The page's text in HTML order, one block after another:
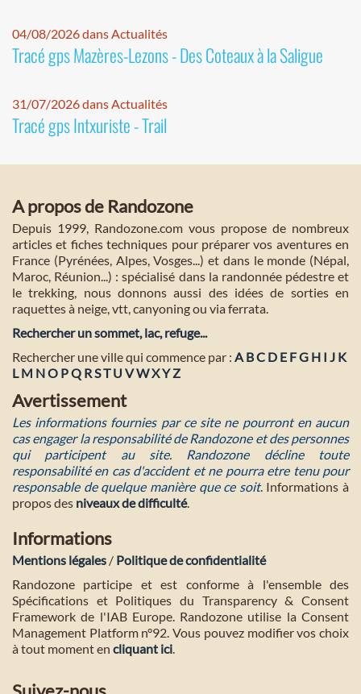
04/08/2026 dans Actualités
Tracé gps Mazères-Lezons - Des Coteaux à la Saligue
31/07/2026 dans Actualités
Tracé gps Intxuriste - Trail
A propos de Randozone
Depuis 1999, Randozone.com vous propose de nombreux
articles et fiches techniques pour préparer vos aventures en
France (Pyrénées, Alpes, Vosges...) et dans le monde (Népal,
Maroc, Réunion...) : spécialisé dans la randonnée pédestre et
le trekking, nous donnons aussi des idées de sorties en
raquettes à neige, vtt, canyoning ou via ferrata.
Rechercher un sommet, lac, refuge...
Rechercher une ville qui commence par : A BC D E FG H I J K
L M NO PQ RST U VWXYZ
Avertissement
Les informations fournies par ce site ne pourront en aucun
cas engager la responsabilité de Randozone et des personnes
qui participent au site. Randozone décline toute
responsabilité en cas d'accident et ne pourra etre tenu pour
responsable de quelque manière que ce soit. Informations à
propos des niveaux de difficulté.
Informations
Mentions légales / Politique de confidentialité
Randozone participe et est conforme à l'ensemble des
Spécifications et Politiques du Transparency & Consent
Framework de l'IAB Europe. Randozone utilise la Consent
Management Platform n°92. Vous pouvez modifier vos choix
à tout moment en cliquant ici.